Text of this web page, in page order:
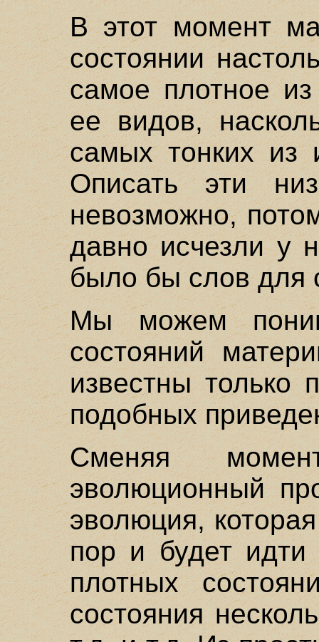
В этот момент
состоянии
самое плотное
ее видов,
самых тонких из
Описать эти
невозможно,
давно исчезли у
было бы слов для
Мы можем
состояний
известны только
подобных
Сменяя
эволюционный
эволюция,
пор и будет
плотных
состояния